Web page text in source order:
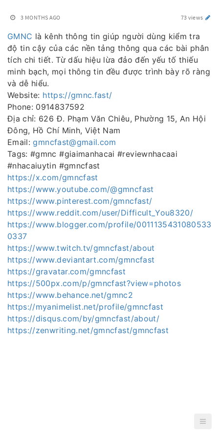
3 MONTHS AGO 73 views
GMNC là kênh thông tin giúp người dùng kiểm tra
độ tin cậy của các nền tảng thông qua các bài phân
tích chi tiết. Từ dấu hiệu lừa đảo đến yếu tố thiếu
minh bạch, mọi thông tin đều được trình bày rõ ràng
và dễ hiểu.
Website: https://gmnc.fast/
Phone: 0914837592
Địa chỉ: 626 Đ. Phạm Văn Chiêu, Phường 15, An Hội
Đông, Hồ Chí Minh, Việt Nam
Email:gmncfast@gmail.com
Tags: #gmnc #giaimanhacai #reviewnhacaai
#nhacaiuytin #gmncfast
https://x.com/gmncfast
https://www.youtube.com/@gmncfast
https://www.pinterest.com/gmncfast/
https://www.reddit.com/user/Difficult_You8320/
https://www.blogger.com/profile/0011135431080533
0337
https://www.twitch.tv/gmncfast/about
https://www.deviantart.com/gmncfast
https://gravatar.com/gmncfast
https://500px.com/p/gmncfast?view=photos
https://www.behance.net/gmnc2
https://myanimelist.net/profile/gmncfast
https://disqus.com/by/gmncfast/about/
https://zenwriting.net/gmncfast/gmncfast